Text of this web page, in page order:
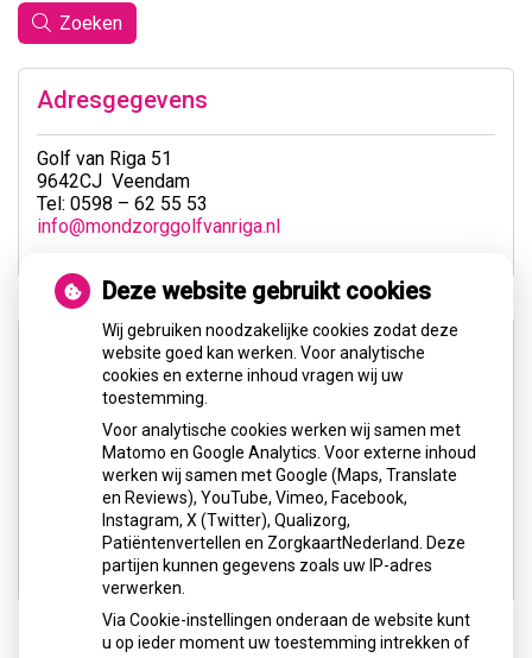
Zoeken
Adresgegevens
Golf van Riga 51
9642CJ Veendam
Tel: 0598 – 62 55 53
info@mondzorggolfvanriga.nl
U heeft geen toestemming gegeven voor
externe inhoud die nodig is om dit te
zien.
Cookie-instellingen wijzigen
Deze website gebruikt cookies
Wij gebruiken noodzakelijke cookies zodat deze
website goed kan werken. Voor analytische
cookies en externe inhoud vragen wij uw
toestemming.
Voor analytische cookies werken wij samen met
Matomo en Google Analytics. Voor externe inhoud
werken wij samen met Google (Maps, Translate
en Reviews), YouTube, Vimeo, Facebook,
Instagram, X (Twitter), Qualizorg,
Patiëntenvertellen en ZorgkaartNederland. Deze
partijen kunnen gegevens zoals uw IP-adres
verwerken.
Via Cookie-instellingen onderaan de website kunt
u op ieder moment uw toestemming intrekken of